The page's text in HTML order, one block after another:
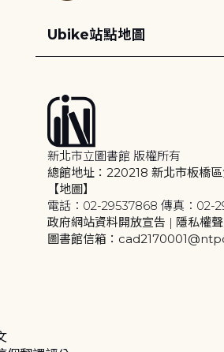
Ubike站點地圖
新北市立圖書館 版權所有
總館地址：220218 新北市板橋
【地圖】
電話：02-29537868 傳真：02-
政府網站資料開放宣告 | 隱私權
圖書館信箱：